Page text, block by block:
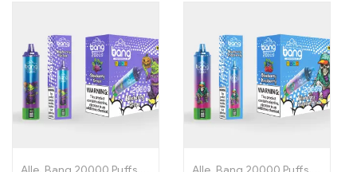
dampervaring dankzij
de geavanceerde Dual
Mesh Technologie